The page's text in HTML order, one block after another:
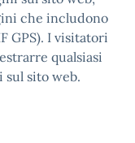
che includono
GPS). I visitatori
qualsiasi
sul sito web.